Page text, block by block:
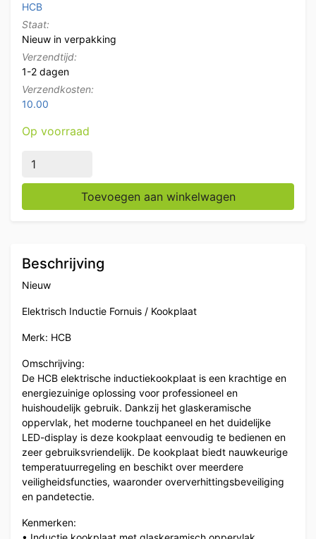
HCB
Staat:
Nieuw in verpakking
Verzendtijd:
1-2 dagen
Verzendkosten:
10.00
Op voorraad
Inductie fornuis kookplaat 2 kW 230V Horeca aantal
Toevoegen aan winkelwagen
Beschrijving
Nieuw
Elektrisch Inductie Fornuis / Kookplaat
Merk: HCB
Omschrijving:
De HCB elektrische inductiekookplaat is een krachtige en
energiezuinige oplossing voor professioneel en
huishoudelijk gebruik. Dankzij het glaskeramische
oppervlak, het moderne touchpaneel en het duidelijke
LED-display is deze kookplaat eenvoudig te bedienen en
zeer gebruiksvriendelijk. De kookplaat biedt nauwkeurige
temperatuurregeling en beschikt over meerdere
veiligheidsfuncties, waaronder oververhittingsbeveiliging
en pandetectie.
Kenmerken: